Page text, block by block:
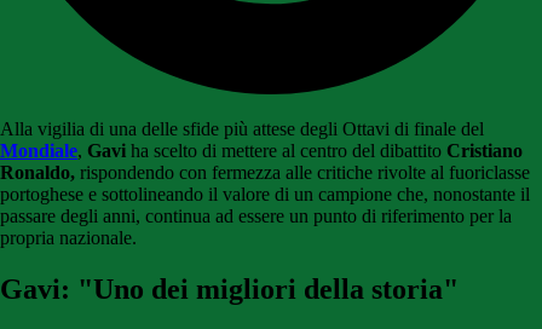
Alla vigilia di una delle sfide più attese degli Ottavi di finale del
Mondiale, Gavi ha scelto di mettere al centro del dibattito Cristiano
Ronaldo, rispondendo con fermezza alle critiche rivolte al fuoriclasse
portoghese e sottolineando il valore di un campione che, nonostante il
passare degli anni, continua ad essere un punto di riferimento per la
propria nazionale.
Gavi: "Uno dei migliori della storia"